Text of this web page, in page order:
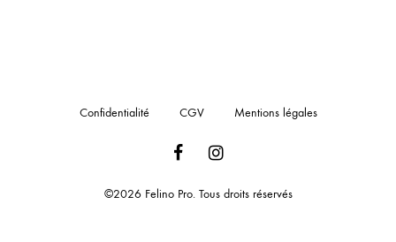
©2026 Felino Pro. Tous droits réservés
Confidentialité CGV Mentions légales
FacebookInstagram